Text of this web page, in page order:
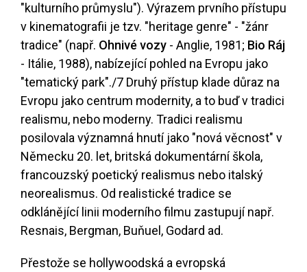
"kulturního průmyslu"). Výrazem prvního přístupu
v kinematografii je tzv. "heritage genre" - "žánr
tradice" (např. Ohnivé vozy - Anglie, 1981; Bio Ráj
- Itálie, 1988), nabízející pohled na Evropu jako
"tematický park"./7 Druhý přístup klade důraz na
Evropu jako centrum modernity, a to buď v tradici
realismu, nebo moderny. Tradici realismu
posilovala významná hnutí jako "nová věcnost" v
Německu 20. let, britská dokumentární škola,
francouzský poetický realismus nebo italský
neorealismus. Od realistické tradice se
odklánějící linii moderního filmu zastupují např.
Resnais, Bergman, Buňuel, Godard ad.
Přestože se hollywoodská a evropská